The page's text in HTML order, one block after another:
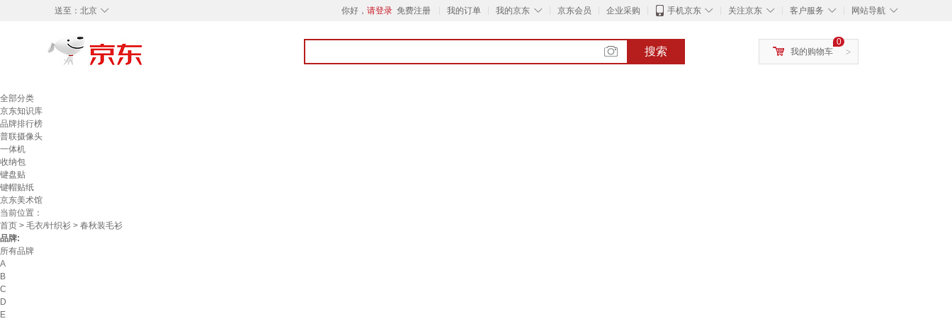
◇
送至： 北京 你好， 请登录 免费注册 我的订单 ◇
我的京东 京东会员 企业采购 ◇
手机京东 ◇
关注京东 ◇
客户服务 ◇
网站导航
搜索 >
0
我的购物车
全部分类
京东知识库
品牌排行榜
普联摄像头
一体机
收纳包
键盘贴
键帽贴纸
京东美术馆
当前位置：
首页 > 毛衣/针织衫 > 春秋装毛衫
品牌:
所有品牌
A
B
C
D
E